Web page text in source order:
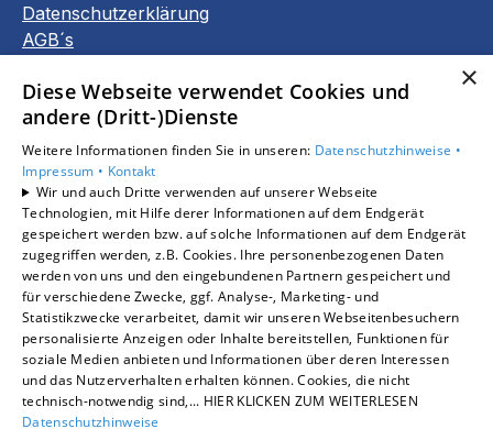
Datenschutzerklärung
AGB´s
Unsere Bereiche
Privatkunden
Gewerbekunden
Karriere
Unternehmen
Kontakt
Um externe HTML-Inhalte anzuzeigen, benötigen
wir Ihre Einwilligung.
Weitere Informationen finden Sie in unserer
Datenschutzerklärung.
×
Diese Webseite verwendet Cookies und
andere (Dritt-)Dienste
Weitere Informationen finden Sie in unseren: Datenschutzhinweise •
Impressum • Kontakt
Wir und auch Dritte verwenden auf unserer Webseite
Technologien, mit Hilfe derer Informationen auf dem Endgerät
gespeichert werden bzw. auf solche Informationen auf dem Endgerät
zugegriffen werden, z.B. Cookies. Ihre personenbezogenen Daten
werden von uns und den eingebundenen Partnern gespeichert und
für verschiedene Zwecke, ggf. Analyse-, Marketing- und
Statistikzwecke verarbeitet, damit wir unseren Webseitenbesuchern
personalisierte Anzeigen oder Inhalte bereitstellen, Funktionen für
soziale Medien anbieten und Informationen über deren Interessen
und das Nutzerverhalten erhalten können. Cookies, die nicht
technisch-notwendig sind,... HIER KLICKEN ZUM WEITERLESEN
Datenschutzhinweise